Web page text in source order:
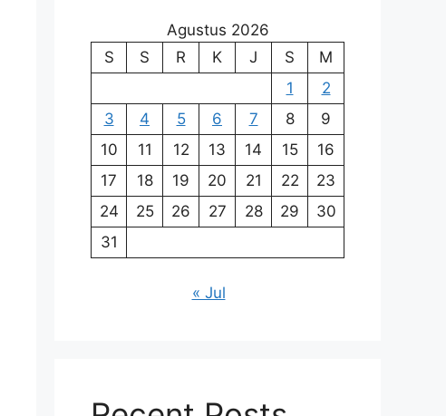
Agustus 2026
S
S R K J S
M
1
2
3
4 5 6 7 8
9
10
11 12 13 14 15
16
17
18 19 20 21 22
23
24
25 26 27 28 29
30
31
« Jul